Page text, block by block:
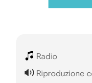
Radio
Riproduzione